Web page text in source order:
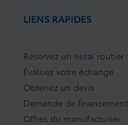
LIENS RAPIDES
Réservez un essai routier
Évaluez votre échange
Obtenez un devis
Demande de financement
Offres du manufacturier